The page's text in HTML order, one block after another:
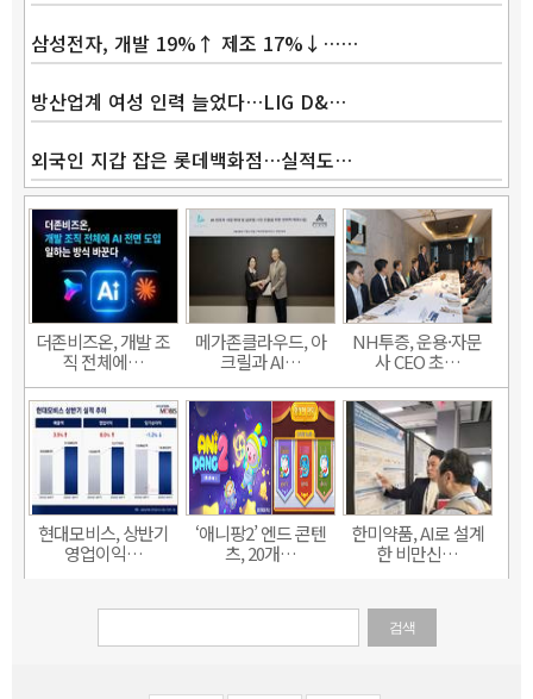
삼성전자, 개발 19%↑ 제조 17%↓……
방산업계 여성 인력 늘었다…LIG D&…
외국인 지갑 잡은 롯데백화점…실적도…
더존비즈온, 개발 조
직 전체에…
메가존클라우드, 아
크릴과 AI…
NH투증, 운용·자문
사 CEO 초…
현대모비스, 상반기
영업이익…
‘애니팡2’ 엔드 콘텐
츠, 20개…
한미약품, AI로 설계
한 비만신…
검색